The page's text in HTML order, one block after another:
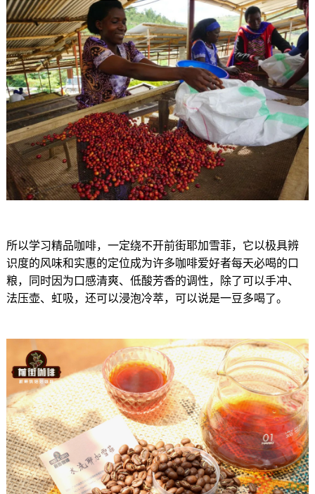
所以学习精品咖啡，一定绕不开前街耶加雪菲，它以极具辨
识度的风味和实惠的定位成为许多咖啡爱好者每天必喝的口
粮，同时因为口感清爽、低酸芳香的调性，除了可以手冲、
法压壶、虹吸，还可以浸泡冷萃，可以说是一豆多喝了。